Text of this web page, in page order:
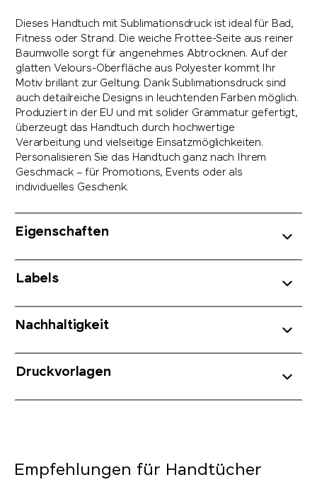
Dieses Handtuch mit Sublimationsdruck ist ideal für Bad,
Fitness oder Strand. Die weiche Frottee-Seite aus reiner
Baumwolle sorgt für angenehmes Abtrocknen. Auf der
glatten Velours-Oberfläche aus Polyester kommt Ihr
Motiv brillant zur Geltung. Dank Sublimationsdruck sind
auch detailreiche Designs in leuchtenden Farben möglich.
Produziert in der EU und mit solider Grammatur gefertigt,
überzeugt das Handtuch durch hochwertige
Verarbeitung und vielseitige Einsatzmöglichkeiten.
Personalisieren Sie das Handtuch ganz nach Ihrem
Geschmack – für Promotions, Events oder als
individuelles Geschenk.
Eigenschaften
Labels
Nachhaltigkeit
Druckvorlagen
Empfehlungen für Handtücher